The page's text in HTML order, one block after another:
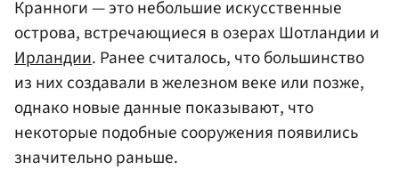
Кранноги — это небольшие искусственные
острова, встречающиеся в озерах Шотландии и
Ирландии. Ранее считалось, что большинство
из них создавали в железном веке или позже,
однако новые данные показывают, что
некоторые подобные сооружения появились
значительно раньше.